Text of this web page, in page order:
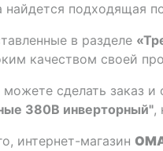
найдется подходящая
в разделе
качеством своей
можете сделать заказ
380В инверторный",
интернет-магазин